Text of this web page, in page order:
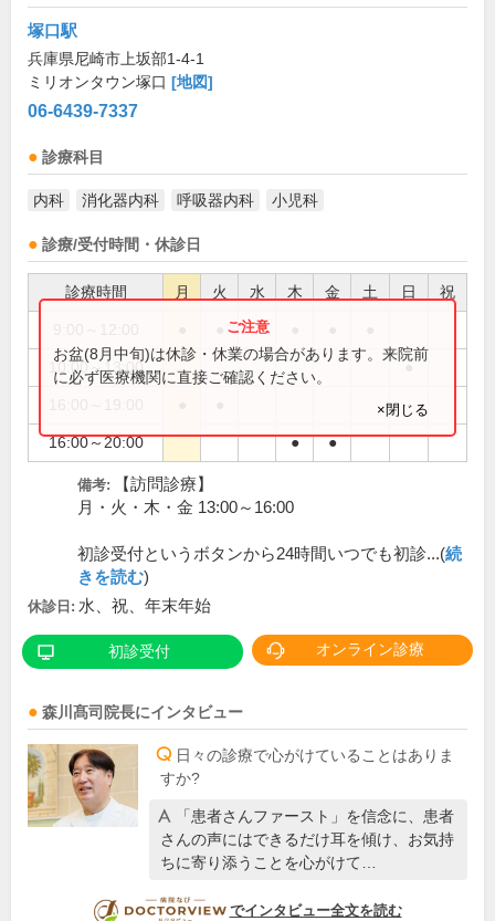
塚口駅
兵庫県尼崎市上坂部1-4-1
ミリオンタウン塚口 [地図]
06-6439-7337
診療科目
内科 消化器内科 呼吸器内科 小児科
診療/受付時間・休診日
診療時間 月 火 水 木 金 土 日 祝
10:00～13:00 ●
16:00～20:00 ● ●
お盆(8月中旬)は休診・休業の場合があります。来院前
に必ず医療機関に直接ご確認ください。
×閉じる
備考:
【訪問診療】
月・火・木・金 13:00～16:00
初診受付というボタンから24時間いつでも初診...(続
きを読む)
休診日: 水、祝、年末年始
初診受付 オンライン診療
森川髙司 院長にインタビュー
日々の診療で心がけていることはありま
すか?
「患者さんファースト」を信念に、患者
さんの声にはできるだけ耳を傾け、お気持
ちに寄り添うことを心がけて…
DOCTORVIEW
でインタビュー全文を読む